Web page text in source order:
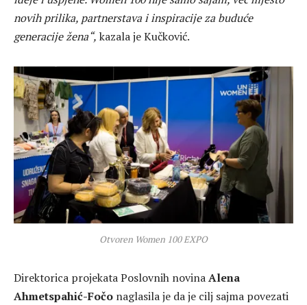
novih prilika, partnerstava i inspiracije za buduće
generacije žena“, kazala je Kučković.
Otvoren Women 100 EXPO
Direktorica projekata Poslovnih novinaAlena
Ahmetspahić-Fočo naglasila je da je cilj sajma povezati